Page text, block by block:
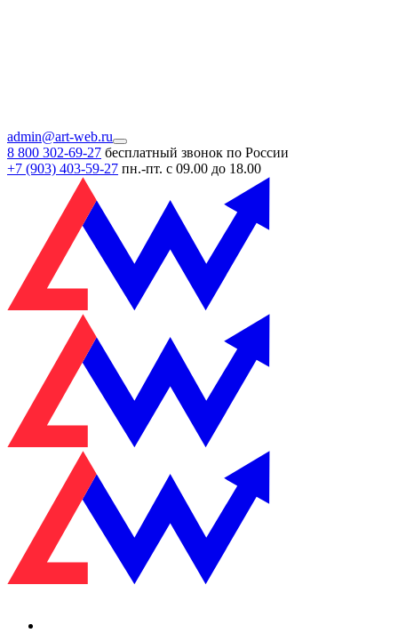
admin@art-web.ru
8 800 302-69-27 бесплатный звонок по России
+7 (903) 403-59-27 пн.-пт. с 09.00 до 18.00